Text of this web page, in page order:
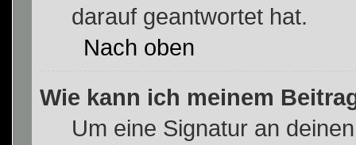
darauf geantwortet hat.
Nach oben
Wie kann ich meinem
Um eine Signatur an